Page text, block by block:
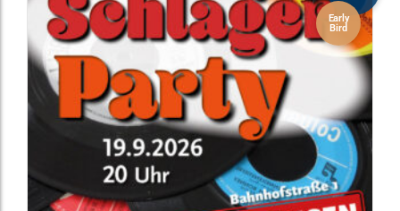
Early
Bird